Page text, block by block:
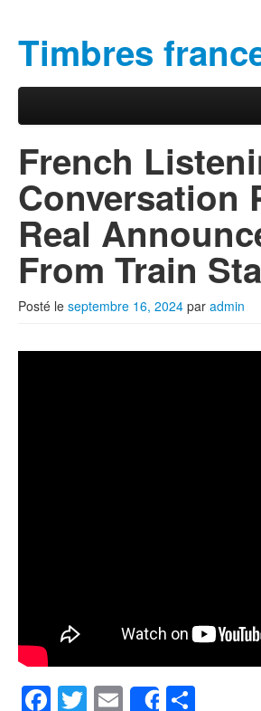
Timbres
Menu principal
French
Conversation
Real
From Train
Posté le septembre 16, 2024 par admin
F T E